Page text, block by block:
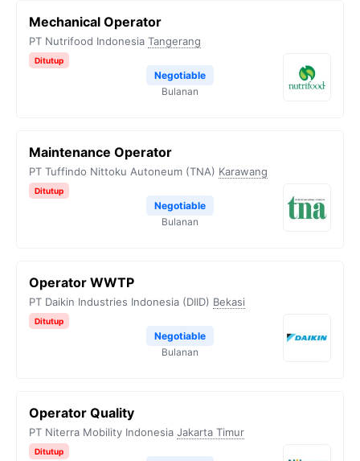
Mechanical Operator
PT Nutrifood Indonesia Tangerang
Ditutup
Negotiable
Bulanan
Maintenance Operator
PT Tuffindo Nittoku Autoneum (TNA) Karawang
Ditutup
Negotiable
Bulanan
Operator WWTP
PT Daikin Industries Indonesia (DIID) Bekasi
Ditutup
Negotiable
Bulanan
Operator Quality
PT Niterra Mobility Indonesia Jakarta Timur
Ditutup